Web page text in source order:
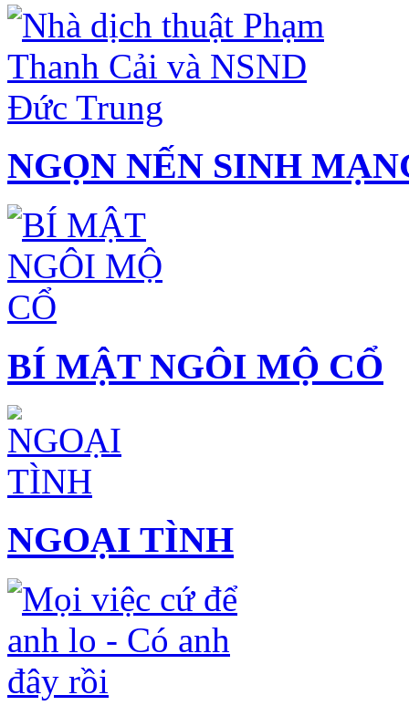
NGỌN NẾN SINH
BÍ MẬT NGÔI MỘ CỔ
NGOẠI TÌNH